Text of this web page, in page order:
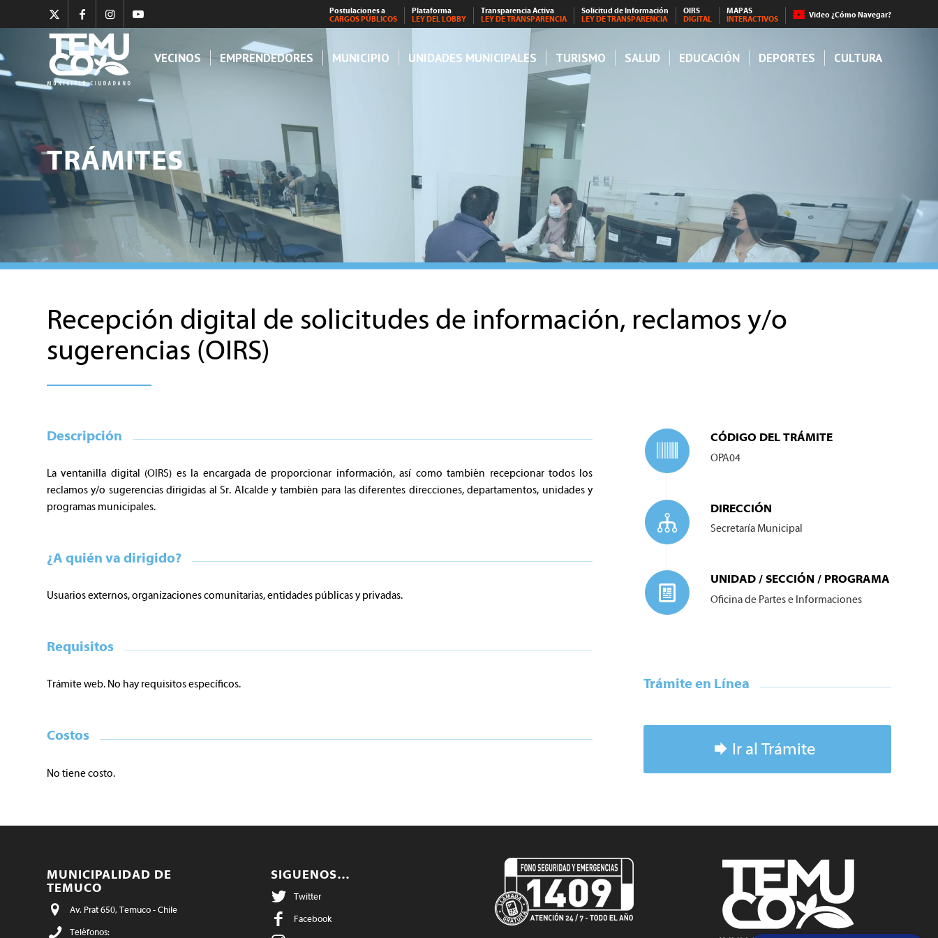
Postulaciones a
CARGOS PÚBLICOS
Plataforma
LEY DEL LOBBY
Transparencia Activa
LEY DE TRANSPARENCIA
Solicitud de Información
LEY DE TRANSPARENCIA
OIRS
DIGITAL
MAPAS
INTERACTIVOS
Video ¿Cómo Navegar?
VECINOS EMPRENDEDORES MUNICIPIO UNIDADES MUNICIPALES TURISMO SALUD EDUCACIÓN DEPORTES CULTURA
TRÁMITES
Recepción digital de solicitudes de información, reclamos y/o
sugerencias (OIRS)
Descripción
La ventanilla digital (OIRS) es la encargada de proporcionar información, así como también recepcionar todos los
reclamos y/o sugerencias dirigidas al Sr. Alcalde y también para las diferentes direcciones, departamentos, unidades y
programas municipales.
¿A quién va dirigido?
Usuarios externos, organizaciones comunitarias, entidades públicas y privadas.
Requisitos
Trámite web. No hay requisitos específicos.
Costos
No tiene costo.
CÓDIGO DEL TRÁMITE
OPA04
DIRECCIÓN
Secretaría Municipal
UNIDAD / SECCIÓN / PROGRAMA
Oficina de Partes e Informaciones
Trámite en Línea
Ir al Trámite
MUNICIPALIDAD DE
TEMUCO
Av. Prat 650, Temuco - Chile
Teléfonos:
SIGUENOS…
Twitter
Facebook